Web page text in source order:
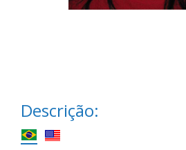
Descrição: